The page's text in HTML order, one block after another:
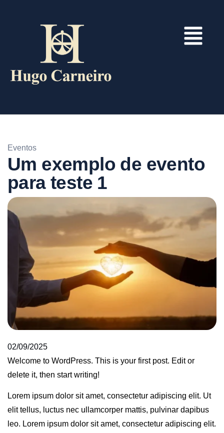
Eventos
Um exemplo de evento
para teste 1
02/09/2025
Welcome to WordPress. This is your first post. Edit or
delete it, then start writing!
Lorem ipsum dolor sit amet, consectetur adipiscing elit. Ut
elit tellus, luctus nec ullamcorper mattis, pulvinar dapibus
leo. Lorem ipsum dolor sit amet, consectetur adipiscing elit.